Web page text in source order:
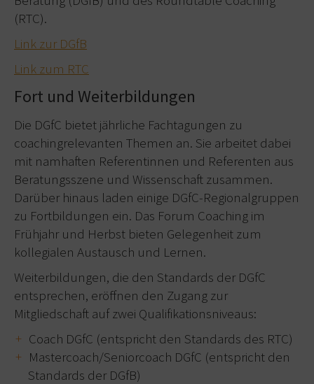
(RTC).
Link zur DGfB
Link zum RTC
Fort und Weiterbildungen
Die DGfC bietet jährliche Fachtagungen zu
coachingrelevanten Themen an. Sie arbeitet dabei
mit namhaften Referentinnen und Referenten aus
Beratungsszene und Wissenschaft zusammen.
Darüber hinaus laden einige DGfC-Regionalgruppen
zu Fortbildungen ein. Das Forum Coaching im
Frühjahr und Herbst bieten Gelegenheit zum
kollegialen Austausch und Lernen.
Weiterbildungen, die den Standards der DGfC
entsprechen, eröffnen den Zugang zur
Mitgliedschaft auf zwei Qualifikationsniveaus:
Coach DGfC (entspricht den Standards des RTC)
Mastercoach/Seniorcoach DGfC (entspricht den
Standards der DGfB)